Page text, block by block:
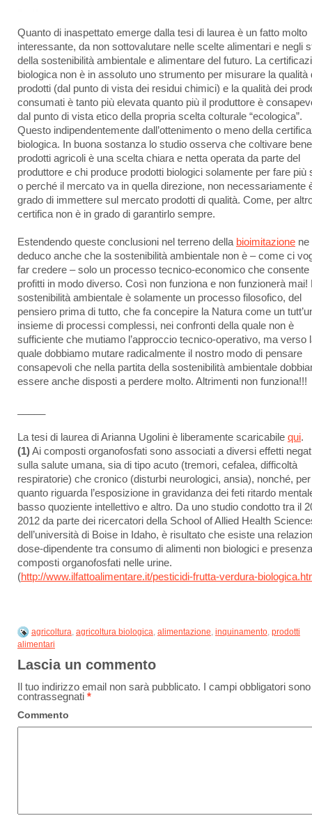
Quanto di inaspettato emerge dalla tesi di laurea è un fatto molto
interessante, da non sottovalutare nelle scelte alimentari e negli
della sostenibilità ambientale e alimentare del futuro. La
biologica non è in assoluto uno strumento per misurare la qualità
prodotti (dal punto di vista dei residui chimici) e la qualità dei
consumati è tanto più elevata quanto più il produttore è
dal punto di vista etico della propria scelta colturale “ecologica”.
Questo indipendentemente dall’ottenimento o meno della
biologica. In buona sostanza lo studio osserva che coltivare
prodotti agricoli è una scelta chiara e netta operata da parte del
produttore e chi produce prodotti biologici solamente per fare più
o perché il mercato va in quella direzione, non necessariamente
grado di immettere sul mercato prodotti di qualità. Come, per
certifica non è in grado di garantirlo sempre.
Estendendo queste conclusioni nel terreno della bioimitazione ne
deduco anche che la sostenibilità ambientale non è – come ci
far credere – solo un processo tecnico-economico che consente
profitti in modo diverso. Così non funziona e non funzionerà mai!
sostenibilità ambientale è solamente un processo filosofico, del
pensiero prima di tutto, che fa concepire la Natura come un
insieme di processi complessi, nei confronti della quale non è
sufficiente che mutiamo l’approccio tecnico-operativo, ma verso
quale dobbiamo mutare radicalmente il nostro modo di pensare
consapevoli che nella partita della sostenibilità ambientale
essere anche disposti a perdere molto. Altrimenti non funziona!!!
La tesi di laurea di Arianna Ugolini è liberamente scaricabile qui.
(1)Ai composti organofosfati sono associati a diversi effetti
sulla salute umana, sia di tipo acuto (tremori, cefalea, difficoltà
respiratorie) che cronico (disturbi neurologici, ansia), nonché, per
quanto riguarda l’esposizione in gravidanza dei feti ritardo
basso quoziente intellettivo e altro. Da uno studio condotto tra il
2012 da parte dei ricercatori della School of Allied Health
dell’università di Boise in Idaho, è risultato che esiste una
dose-dipendente tra consumo di alimenti non biologici e
composti organofosfati nelle urine.
(http://www.ilfattoalimentare.it/pesticidi-frutta-verdura-
agricoltura, agricoltura biologica, alimentazione, inquinamento, prodotti
alimentari
Lascia un commento
Il tuo indirizzo email non sarà pubblicato. I campi obbligatori sono
contrassegnati *
Commento